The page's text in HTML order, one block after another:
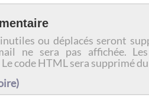
ou déplacés seront
ne sera pas affichée.
code HTML sera supprimé du